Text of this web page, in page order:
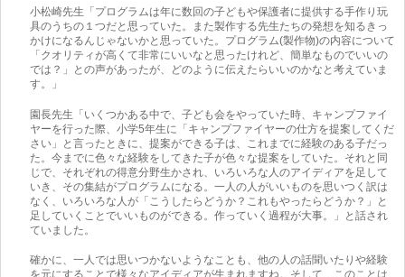
小松崎先生「プログラムは年に数回の子どもや保護者に提供する手作り玩
具のうちの１つだと思っていた。また製作する先生たちの発想を知るきっ
かけになるんじゃないかと思っていた。プログラム(製作物)の内容について
「クオリティが高くて非常にいいなと思ったけれど、簡単なものでいいの
では？」との声があったが、どのように伝えたらいいのかなと考えていま
す。」
園長先生「いくつかある中で、子ども会をやっていた時、キャンプファイ
ヤーを行った際、小学5年生に「キャンプファイヤーの仕方を提案してくだ
さい」と言ったときに、提案ができる子は、これまでに経験のある子だっ
た。今までに色々な経験をしてきた子が色々な提案をしていた。それと同
じで、それぞれの得意分野生かされ、いろいろな人のアイディアを足して
いき、その集結がプログラムになる。一人の人がいいものを思いつく訳は
なく、いろいろな人が「こうしたらどうか？これもやったらどうか？」と
足していくことでいいものができる。作っていく過程が大事。」と話され
ていました。
確かに、一人では思いつかないようなことも、他の人の話聞いたりや経験
を元にすることで様々なアイディアが生まれますね。そして、このことは